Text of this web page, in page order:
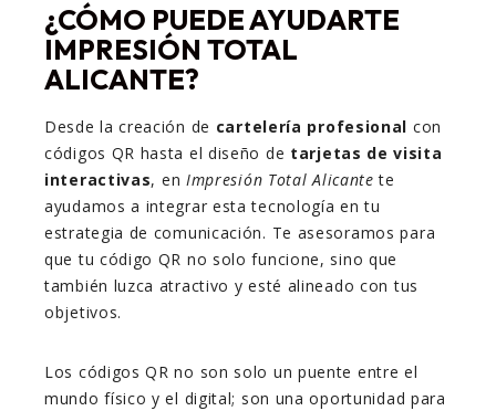
¿CÓMO PUEDE AYUDARTE
IMPRESIÓN TOTAL
ALICANTE?
Desde la creación de cartelería profesional con
códigos QR hasta el diseño de tarjetas de visita
interactivas, en Impresión Total Alicante te
ayudamos a integrar esta tecnología en tu
estrategia de comunicación. Te asesoramos para
que tu código QR no solo funcione, sino que
también luzca atractivo y esté alineado con tus
objetivos.
Los códigos QR no son solo un puente entre el
mundo físico y el digital; son una oportunidad para